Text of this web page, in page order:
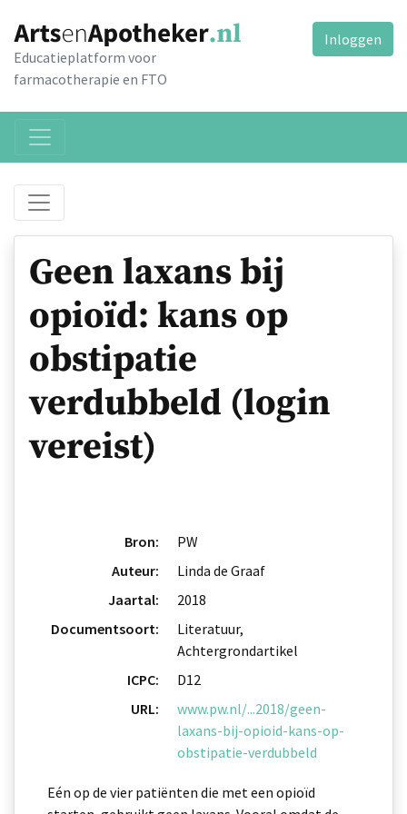
Educatieplatform voor
farmacotherapie en FTO
Inloggen
Geen laxans bij
opioïd: kans op
obstipatie
verdubbeld (login
vereist)
Bron:
PW
Auteur:
Linda de Graaf
Jaartal:
2018
Documentsoort:
Literatuur,
Achtergrondartikel
ICPC:
D12
URL:
www.pw.nl/...2018/geen-
laxans-bij-opioid-kans-op-
obstipatie-verdubbeld
Eén op de vier patiënten die met een opioïd